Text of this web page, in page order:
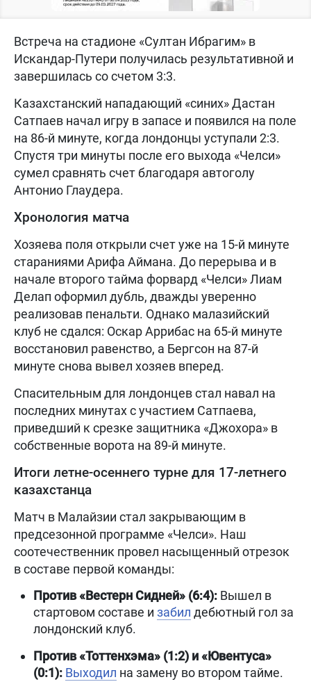
Встреча на стадионе «Султан Ибрагим» в
Искандар-Путери получилась результативной и
завершилась со счетом 3:3.
Казахстанский нападающий «синих» Дастан
Сатпаев начал игру в запасе и появился на поле
на 86-й минуте, когда лондонцы уступали 2:3.
Спустя три минуты после его выхода «Челси»
сумел сравнять счет благодаря автоголу
Антонио Глаудера.
Хронология матча
Хозяева поля открыли счет уже на 15-й минуте
стараниями Арифа Аймана. До перерыва и в
начале второго тайма форвард «Челси» Лиам
Делап оформил дубль, дважды уверенно
реализовав пенальти. Однако малазийский
клуб не сдался: Оскар Аррибас на 65-й минуте
восстановил равенство, а Бергсон на 87-й
минуте снова вывел хозяев вперед.
Спасительным для лондонцев стал навал на
последних минутах с участием Сатпаева,
приведший к срезке защитника «Джохора» в
собственные ворота на 89-й минуте.
Итоги летне-осеннего турне для 17-летнего
казахстанца
Матч в Малайзии стал закрывающим в
предсезонной программе «Челси». Наш
соотечественник провел насыщенный отрезок
в составе первой команды:
Против «Вестерн Сидней» (6:4): Вышел в
стартовом составе и забил дебютный гол за
лондонский клуб.
Против «Тоттенхэма» (1:2) и «Ювентуса»
(0:1): Выходил на замену во втором тайме.